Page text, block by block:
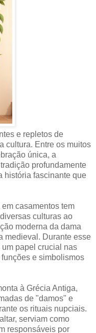
e repletos de
cultura. Entre os muitos
única, a
profundamente
história fascinante que
casamentos tem
culturas ao
moderna da dama
medieval. Durante esse
papel crucial nas
e simbolismos
à Grécia Antiga,
de "damos" e
os rituais nupciais.
serviam como
responsáveis por